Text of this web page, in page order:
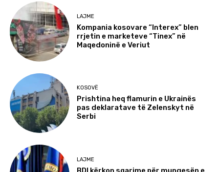
LAJME
Kompania kosovare “Interex” blen
rrjetin e marketeve “Tinex” në
Maqedoninë e Veriut
KOSOVË
Prishtina heq flamurin e Ukrainës
pas deklaratave të Zelenskyt në
Serbi
LAJME